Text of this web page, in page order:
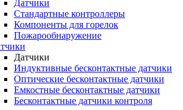
Датчики
Стандартные контроллеры
Компоненты для горелок
Пожарообнаружение
Датчики
Индуктивные бесконтактные датчики
Оптические бесконтактные датчики
Емкостные бесконтактные датчики
Бесконтактные датчики контроля